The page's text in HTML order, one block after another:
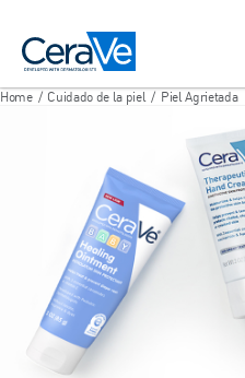
Search
Home / Cuidado de la piel / Piel Agrietada